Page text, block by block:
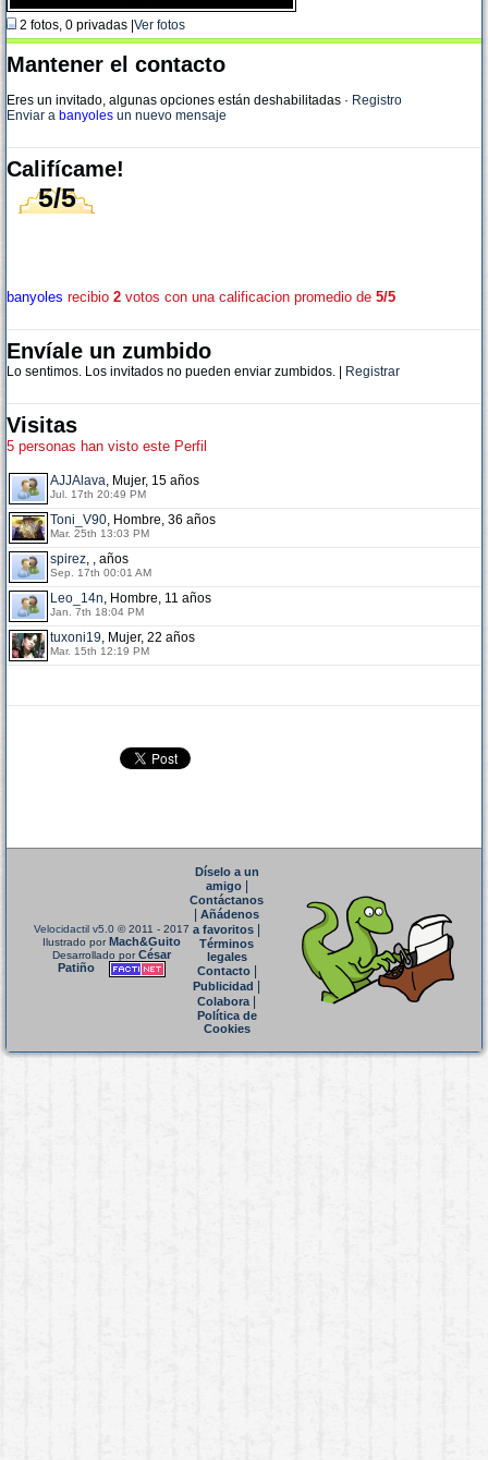
2 fotos, 0 privadas | Ver fotos
Mantener el contacto
Eres un invitado, algunas opciones están deshabilitadas · Registro
Enviar a banyoles un nuevo mensaje
Califícame!
5/5
banyoles recibio 2 votos con una calificacion promedio de 5/5
Envíale un zumbido
Lo sentimos. Los invitados no pueden enviar zumbidos. | Registrar
Visitas
5 personas han visto este Perfil
AJJAlava, Mujer, 15 años
Jul. 17th 20:49 PM
Toni_V90, Hombre, 36 años
Mar. 25th 13:03 PM
spirez, , años
Sep. 17th 00:01 AM
Leo_14n, Hombre, 11 años
Jan. 7th 18:04 PM
tuxoni19, Mujer, 22 años
Mar. 15th 12:19 PM
Velocidactil v5.0 © 2011 - 2017
Ilustrado porMach&Guito
Desarrollado porCésar
Patiño
Díselo a un
amigo|
Contáctanos
Añádenos
a favoritos
Términos
legales
Contacto|
Publicidad
Colabora|
Política de
Cookies